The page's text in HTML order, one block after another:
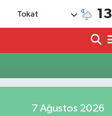
Tokat 13
7 Ağustos 2026